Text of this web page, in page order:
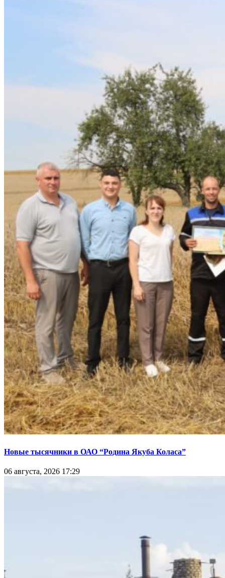
Новые тысячники в ОАО “Родина Якуба Коласа”
06 августа, 2026 17:29